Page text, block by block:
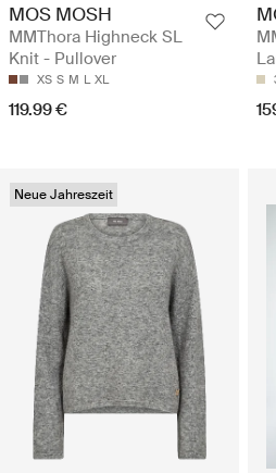
MOS MOSH
MMThora Highneck SL
Knit - Pullover
XS S M L XL
119.99 €
Neue Jahreszeit